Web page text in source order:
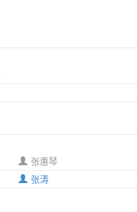
张惠琴
张涛